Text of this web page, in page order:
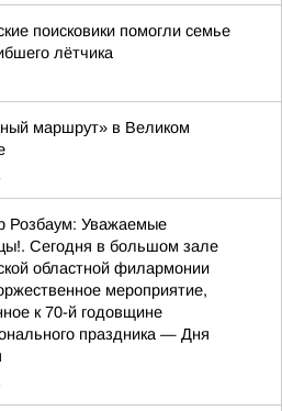
поисковики помогли семье
лётчика
маршрут» в Великом
Розбаум: Уважаемые
Сегодня в большом зале
областной филармонии
мероприятие,
к 70-й годовщине
праздника — Дня